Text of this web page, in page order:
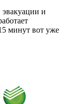
эвакуации и
минут вот уже